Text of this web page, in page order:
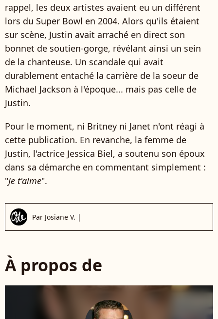
rappel, les deux artistes avaient eu un différent
lors du Super Bowl en 2004. Alors qu'ils étaient
sur scène, Justin avait arraché en direct son
bonnet de soutien-gorge, révélant ainsi un sein
de la chanteuse. Un scandale qui avait
durablement entaché la carrière de la soeur de
Michael Jackson à l'époque... mais pas celle de
Justin.
Pour le moment, ni Britney ni Janet n'ont réagi à
cette publication. En revanche, la femme de
Justin, l'actrice Jessica Biel, a soutenu son époux
dans sa démarche en commentant simplement :
"Je t'aime".
Par Josiane V. |
À propos de